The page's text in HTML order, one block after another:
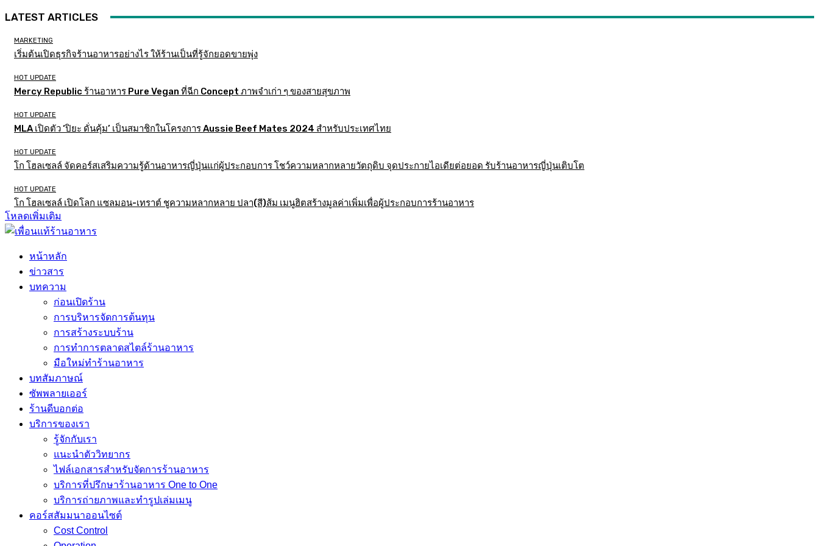
LATEST ARTICLES
MARKETING
เริ่มต้นเปิดธุรกิจร้านอาหารอย่างไร ให้ร้านเป็นที่รู้จักยอดขายพุ่ง
HOT UPDATE
Mercy Republic ร้านอาหาร Pure Vegan ที่ฉีก Concept ภาพจำเก่า ๆ ของสายสุขภาพ
HOT UPDATE
MLA เปิดตัว ‘ปิยะ ดั่นคุ้ม’ เป็นสมาชิกในโครงการ Aussie Beef Mates 2024 สำหรับประเทศไทย
HOT UPDATE
โก โฮลเซลล์ จัดคอร์สเสริมความรู้ด้านอาหารญี่ปุ่นแก่ผู้ประกอบการ โชว์ความหลากหลายวัตถุดิบ จุดประกายไอเดียต่อยอด รับร้านอาหารญี่ปุ่นเติบโต
HOT UPDATE
โก โฮลเซลล์ เปิดโลก แซลมอน-เทราต์ ชูความหลากหลาย ปลา(สี)ส้ม เมนูฮิตสร้างมูลค่าเพิ่มเพื่อผู้ประกอบการร้านอาหาร
โหลดเพิ่มเติม
หน้าหลัก
ข่าวสาร
บทความ
ก่อนเปิดร้าน
การบริหารจัดการต้นทุน
การสร้างระบบร้าน
การทำการตลาดสไตล์ร้านอาหาร
มือใหม่ทำร้านอาหาร
บทสัมภาษณ์
ซัพพลายเออร์
ร้านดีบอกต่อ
บริการของเรา
รู้จักกับเรา
แนะนำตัววิทยากร
ไฟล์เอกสารสำหรับจัดการร้านอาหาร
บริการที่ปรึกษาร้านอาหาร One to One
บริการถ่ายภาพและทำรูปเล่มเมนู
คอร์สสัมมนาออนไซต์
Cost Control